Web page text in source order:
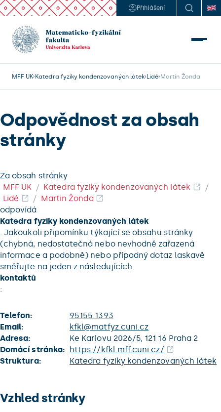
Přihlášení
MFF UK Katedra fyziky kondenzovaných látek Lidé Martin Žonda
Odpovědnost za obsah
stránky
Za obsah stránky
MFF UK
Katedra fyziky kondenzovaných látek
Lidé
Martin Žonda
odpovídá
Katedra fyziky kondenzovaných látek
. Jakoukoli připomínku týkající se obsahu stránky
(chybná, nedostatečná nebo nevhodně zařazená
informace a podobně) nebo případný dotaz laskavě
směřujte na jeden z následujících
kontaktů
:
Telefon:
95155 1393
Email:
kfkl@matfyz.cuni.cz
Adresa:
Ke Karlovu 2026/5, 121 16 Praha 2
Domácí stránka: https://kfkl.mff.cuni.cz/
Struktura:
Katedra fyziky kondenzovaných látek
Vzhled stránky